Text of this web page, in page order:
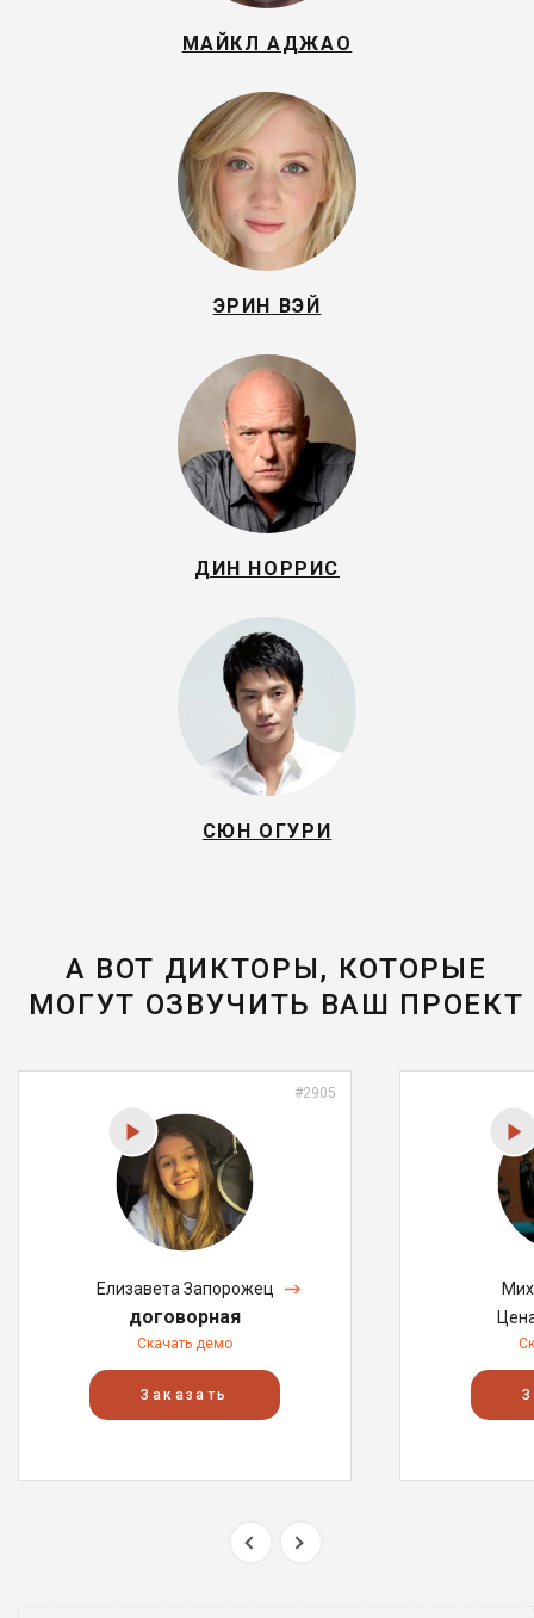
МАЙКЛ АДЖАО
ЭРИН ВЭЙ
ДИН НОРРИС
СЮН ОГУРИ
А ВОТ ДИКТОРЫ, КОТОРЫЕ
МОГУТ ОЗВУЧИТЬ ВАШ ПРОЕКТ
#2905
Елизавета Запорожец
договорная
Скачать демо
Заказать